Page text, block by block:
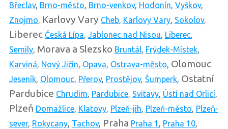
Břeclav, Brno-město, Brno-venkov, Hodonín, Vyškov,
Znojmo, Karlovy Vary Cheb, Karlovy Vary, Sokolov,
Liberec Česká Lípa, Jablonec nad Nisou, Liberec,
Semily, Morava a Slezsko Bruntál, Frýdek-Místek,
Karviná, Nový Jičín, Opava, Ostrava-město, Olomouc
Jeseník, Olomouc, Přerov, Prostějov, Šumperk, Ostatní
Pardubice Chrudim, Pardubice, Svitavy, Ústí nad Orlicí,
Plzeň Domažlice, Klatovy, Plzeň-jih, Plzeň-město, Plzeň-
sever, Rokycany, Tachov, Praha Praha 1 , Praha 10,